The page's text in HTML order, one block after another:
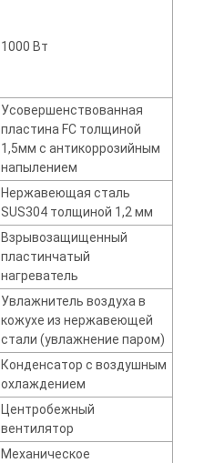
1000 Вт
Усовершенствованная
пластина FC толщиной
1,5мм с антикоррозийным
напылением
Нержавеющая сталь
SUS304 толщиной 1,2 мм
Взрывозащищенный
пластинчатый
нагреватель
Увлажнитель воздуха в
кожухе из нержавеющей
стали (увлажнение паром)
Конденсатор с воздушным
охлаждением
Центробежный
вентилятор
Механическое